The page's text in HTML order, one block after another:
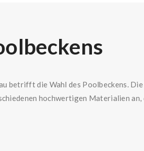
betrifft die Wahl des Poolbeckens.
hochwertigen Materialien